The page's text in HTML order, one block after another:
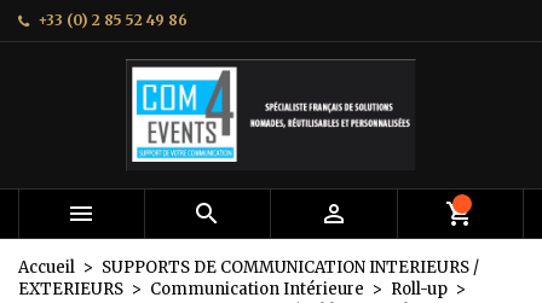
+33 (0) 2 85 52 49 86
  
Accueil
SUPPORTS DE COMMUNICATION INTERIEURS /
EXTERIEURS
Communication Intérieure
Roll-up
Mes listes ×
Créer une nouvelle liste
Créer une liste d'envies ×
Nom de la liste d'envies
Annuler Créer une liste d'envies
Connexion ×
Vous devez être connecté pour ajouter des produits
à votre liste d'envies.
Annuler Connexion